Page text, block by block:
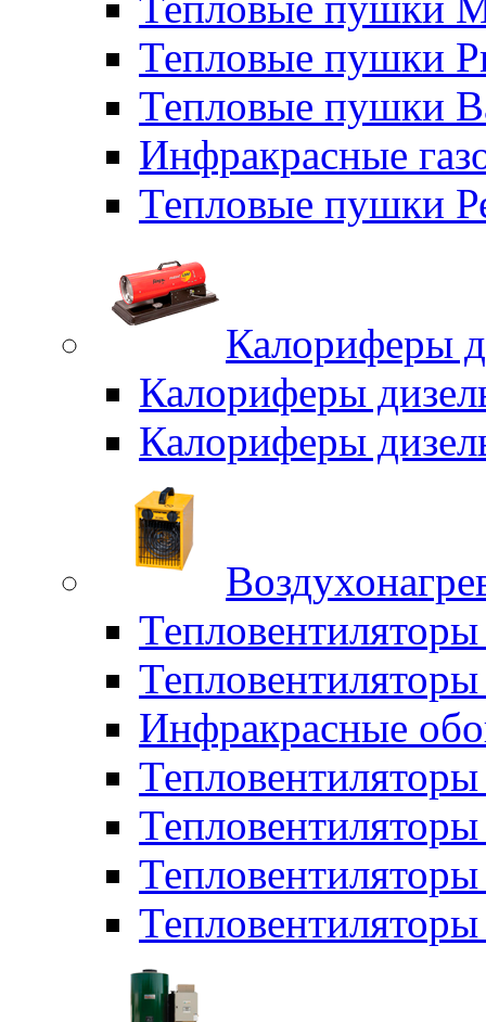
Тепловые пушки
Тепловые пушки
Инфракрасные
Тепловые пушки
Калориферы
Калориферы
Калориферы
Тепловентиляторы
Инфракрасные